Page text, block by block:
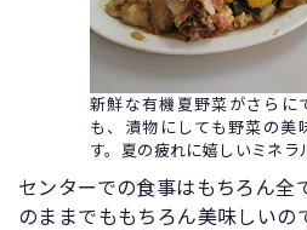
新鮮な有機夏野菜がさらに
も、漬物にしても野菜の美
す。夏の疲れに嬉しいミネラ
センターでの食事はもちろん全
のままでももちろん美味しいの